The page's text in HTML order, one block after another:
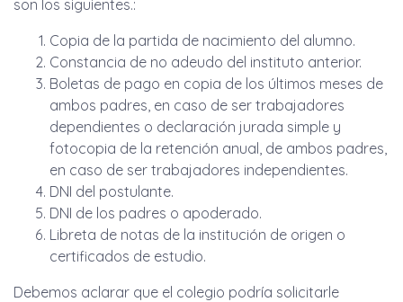
son los siguientes.:
Copia de la partida de nacimiento del alumno.
Constancia de no adeudo del instituto anterior.
Boletas de pago en copia de los últimos meses de
ambos padres, en caso de ser trabajadores
dependientes o declaración jurada simple y
fotocopia de la retención anual, de ambos padres,
en caso de ser trabajadores independientes.
DNI del postulante.
DNI de los padres o apoderado.
Libreta de notas de la institución de origen o
certificados de estudio.
Debemos aclarar que el colegio podría solicitarle